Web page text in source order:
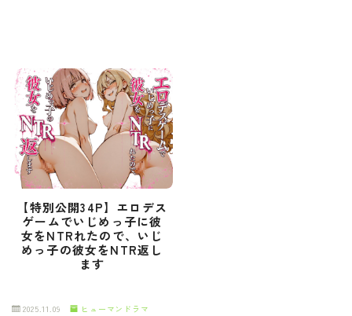
【特別公開34P】エロデス
ゲームでいじめっ子に彼
女をNTRれたので、いじ
めっ子の彼女をNTR返し
ます
2025.11.09 ヒューマンドラマ